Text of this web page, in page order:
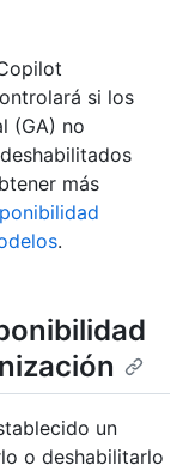
si los
(GA) no
más
.
un
o deshabilitarlo